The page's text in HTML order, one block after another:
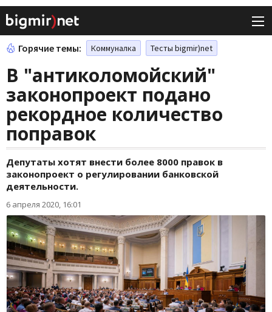
Горячие темы: Коммуналка Тесты bigmir)net
В "антиколомойский"
законопроект подано
рекордное количество
поправок
Депутаты хотят внести более 8000 правок в
законопроект о регулировании банковской
деятельности.
6 апреля 2020, 16:01